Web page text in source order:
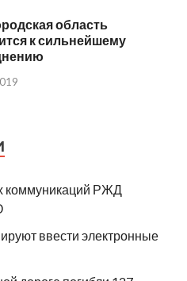
область
к сильнейшему
коммуникаций РЖД
ввести электронные